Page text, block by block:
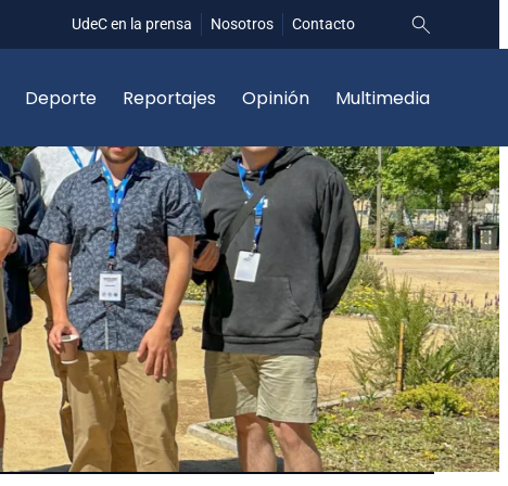
UdeC en la prensa Nosotros Contacto
Deporte Reportajes Opinión Multimedia